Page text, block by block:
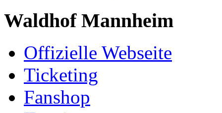
Waldhof Mannheim
Offizielle Webseite
Ticketing
Fanshop